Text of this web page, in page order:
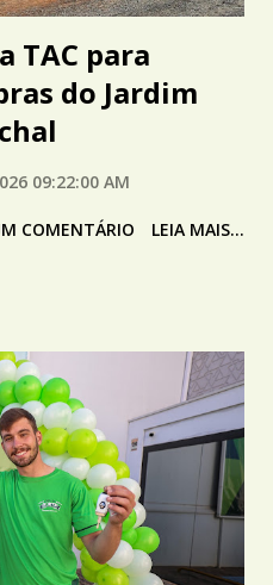
TAC para
do Jardim
09:22:00 AM
COMENTÁRIO LEIA MAIS...